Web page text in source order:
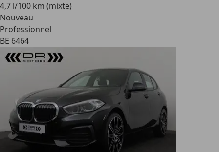
4,7 l/100 km (mixte)
Nouveau
Professionnel
BE 6464